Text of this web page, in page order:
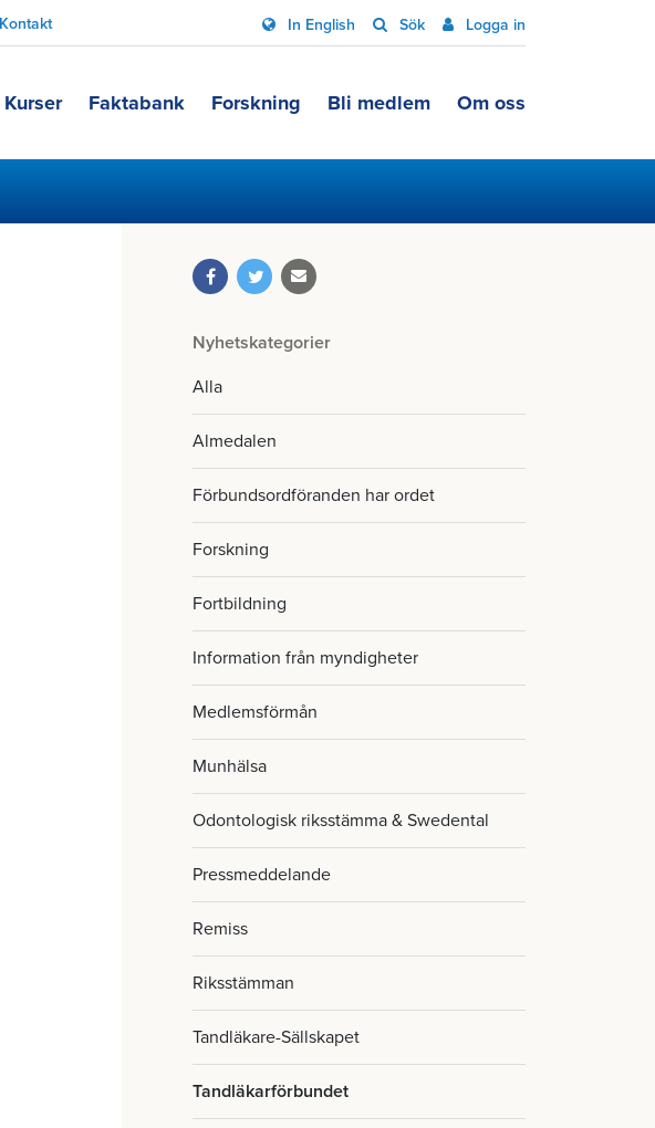
Kontakt In English Sök Logga in
Kurser Faktabank Forskning Bli medlem Om oss
Nyhetskategorier
Alla
Almedalen
Förbundsordföranden har ordet
Forskning
Fortbildning
Information från myndigheter
Medlemsförmån
Munhälsa
Odontologisk riksstämma & Swedental
Pressmeddelande
Remiss
Riksstämman
Tandläkare-Sällskapet
Tandläkarförbundet